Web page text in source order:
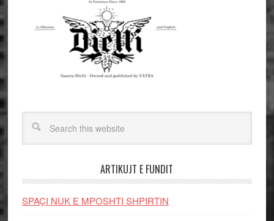
ARTIKUJT E FUNDIT
SPAÇI NUK E MPOSHTI SHPIRTIN